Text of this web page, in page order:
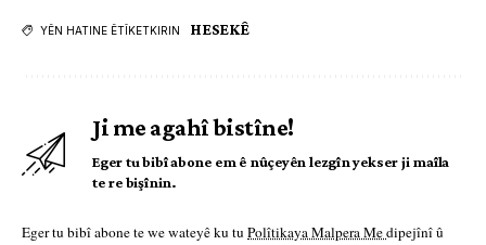
YÊN HATINE ÊTÎKETKIRIN HESEKÊ
Ji me agahî bistîne!
Eger tu bibî abone em ê nûçeyên lezgîn yekser ji maîla
te re bişînin.
Eger tu bibî abone te we wateyê ku tu Polîtikaya Malpera Medipejînî û